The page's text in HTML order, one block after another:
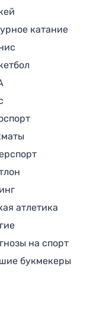
катание
атлетика
на спорт
букмекеры